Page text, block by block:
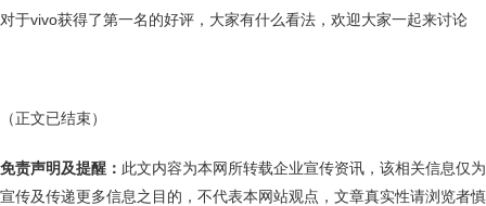
对于vivo获得了第一名的好评，大家有什么看法，欢迎大家一起来讨论
（正文已结束）
免责声明及提醒： 此文内容为本网所转载企业宣传资讯，该相关信息仅为
宣传及传递更多信息之目的，不代表本网站观点，文章真实性请浏览者慎